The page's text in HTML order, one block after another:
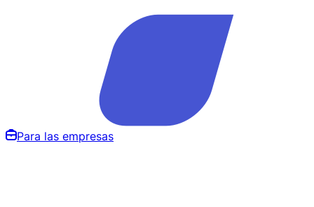
Para las empresas